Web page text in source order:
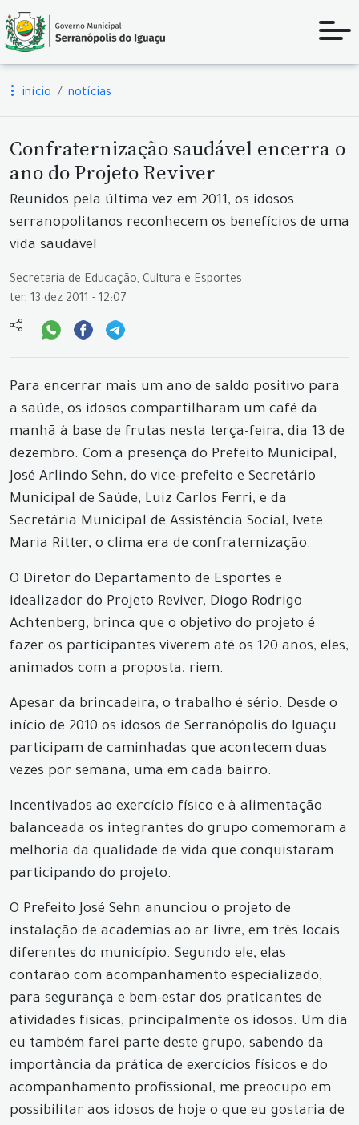
início notícias
Confraternização saudável encerra o
ano do Projeto Reviver
Reunidos pela última vez em 2011, os idosos
serranopolitanos reconhecem os benefícios de uma
vida saudável
Secretaria de Educação, Cultura e Esportes
ter, 13 dez 2011 - 12:07
Para encerrar mais um ano de saldo positivo para
a saúde, os idosos compartilharam um café da
manhã à base de frutas nesta terça-feira, dia 13 de
dezembro. Com a presença do Prefeito Municipal,
José Arlindo Sehn, do vice-prefeito e Secretário
Municipal de Saúde, Luiz Carlos Ferri, e da
Secretária Municipal de Assistência Social, Ivete
Maria Ritter, o clima era de confraternização.
O Diretor do Departamento de Esportes e
idealizador do Projeto Reviver, Diogo Rodrigo
Achtenberg, brinca que o objetivo do projeto é
fazer os participantes viverem até os 120 anos, eles,
animados com a proposta, riem.
Apesar da brincadeira, o trabalho é sério. Desde o
início de 2010 os idosos de Serranópolis do Iguaçu
participam de caminhadas que acontecem duas
vezes por semana, uma em cada bairro.
Incentivados ao exercício físico e à alimentação
balanceada os integrantes do grupo comemoram a
melhoria da qualidade de vida que conquistaram
participando do projeto.
O Prefeito José Sehn anunciou o projeto de
instalação de academias ao ar livre, em três locais
diferentes do município. Segundo ele, elas
contarão com acompanhamento especializado,
para segurança e bem-estar dos praticantes de
atividades físicas, principalmente os idosos. Um dia
eu também farei parte deste grupo, sabendo da
importância da prática de exercícios físicos e do
acompanhamento profissional, me preocupo em
possibilitar aos idosos de hoje o que eu gostaria de